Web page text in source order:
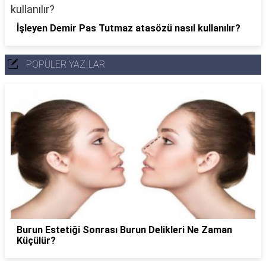
İşleyen Demir Pas Tutmaz atasözü nasıl kullanılır?
POPÜLER YAZILAR
Burun Estetiği Sonrası Burun Delikleri Ne Zaman
Küçülür?